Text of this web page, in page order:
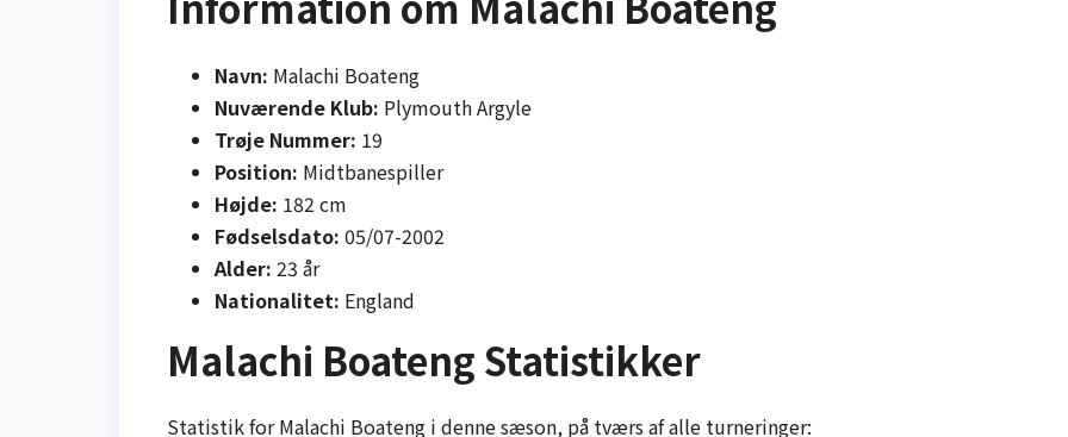
Navn: Malachi Boateng
Nuværende Klub: Plymouth Argyle
Trøje Nummer: 19
Position: Midtbanespiller
Højde: 182 cm
Fødselsdato: 05/07-2002
Alder: 23 år
Nationalitet: England
Malachi Boateng Statistikker
Statistik for Malachi Boateng i denne sæson, på tværs af alle turneringer: